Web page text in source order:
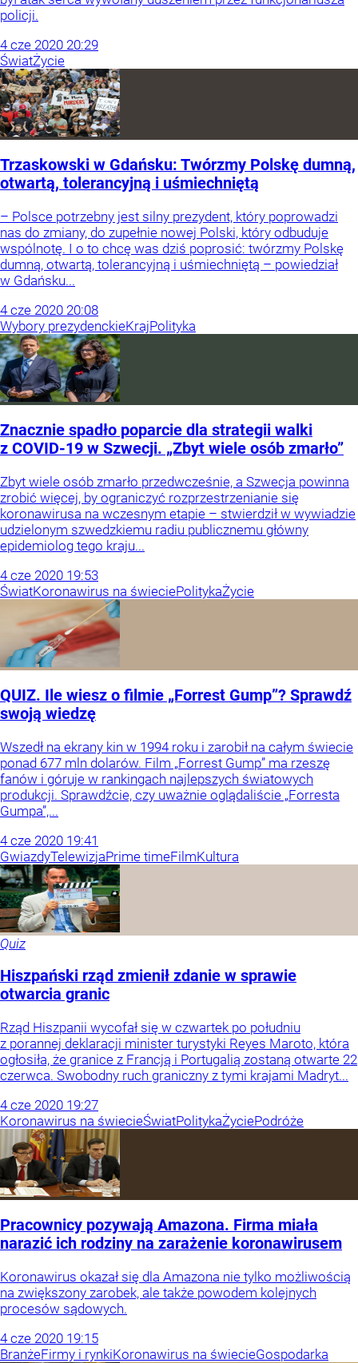
policji.
4 cze 2020 20:29
ŚwiatŻycie
Trzaskowski w Gdańsku: Twórzmy Polskę dumną,
otwartą, tolerancyjną i uśmiechniętą
– Polsce potrzebny jest silny prezydent, który poprowadzi
nas do zmiany, do zupełnie nowej Polski, który odbuduje
wspólnotę. I o to chcę was dziś poprosić: twórzmy Polskę
dumną, otwartą, tolerancyjną i uśmiechniętą – powiedział
w Gdańsku...
4 cze 2020 20:08
Wybory prezydenckieKrajPolityka
Znacznie spadło poparcie dla strategii walki
z COVID-19 w Szwecji. „Zbyt wiele osób zmarło”
Zbyt wiele osób zmarło przedwcześnie, a Szwecja powinna
zrobić więcej, by ograniczyć rozprzestrzenianie się
koronawirusa na wczesnym etapie – stwierdził w wywiadzie
udzielonym szwedzkiemu radiu publicznemu główny
epidemiolog tego kraju...
4 cze 2020 19:53
ŚwiatKoronawirus na świeciePolitykaŻycie
QUIZ. Ile wiesz o filmie „Forrest Gump”? Sprawdź
swoją wiedzę
Wszedł na ekrany kin w 1994 roku i zarobił na całym świecie
ponad 677 mln dolarów. Film „Forrest Gump” ma rzeszę
fanów i góruje w rankingach najlepszych światowych
produkcji. Sprawdźcie, czy uważnie oglądaliście „Forresta
Gumpa”,...
4 cze 2020 19:41
GwiazdyTelewizjaPrime timeFilmKultura
Quiz
Hiszpański rząd zmienił zdanie w sprawie
otwarcia granic
Rząd Hiszpanii wycofał się w czwartek po południu
z porannej deklaracji minister turystyki Reyes Maroto, która
ogłosiła, że granice z Francją i Portugalią zostaną otwarte 22
czerwca. Swobodny ruch graniczny z tymi krajami Madryt...
4 cze 2020 19:27
Koronawirus na świecieŚwiatPolitykaŻyciePodróże
Pracownicy pozywają Amazona. Firma miała
narazić ich rodziny na zarażenie koronawirusem
Koronawirus okazał się dla Amazona nie tylko możliwością
na zwiększony zarobek, ale także powodem kolejnych
procesów sądowych.
4 cze 2020 19:15
BranżeFirmy i rynkiKoronawirus na świecieGospodarka